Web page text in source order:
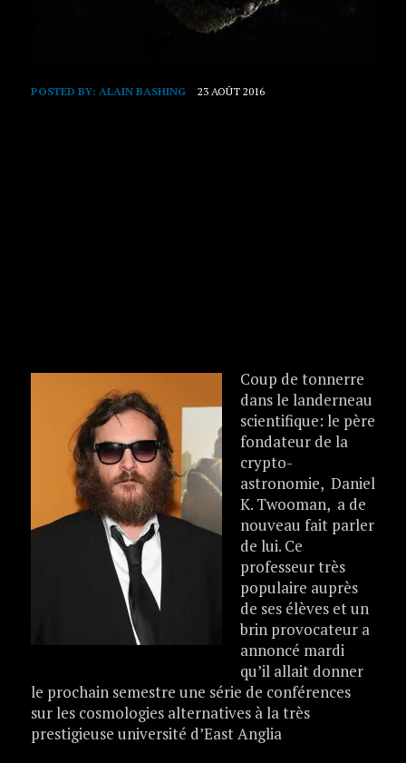
POSTED BY: ALAIN BASHING 23 AOÛT 2016
Coup de tonnerre
dans le landerneau
scientifique: le père
fondateur de la
crypto-
astronomie, Daniel
K. Twooman, a de
nouveau fait parler
de lui. Ce
professeur très
populaire auprès
de ses élèves et un
brin provocateur a
annoncé mardi
qu’il allait donner
le prochain semestre une série de conférences
sur les cosmologies alternatives à la très
prestigieuse université d’East Anglia